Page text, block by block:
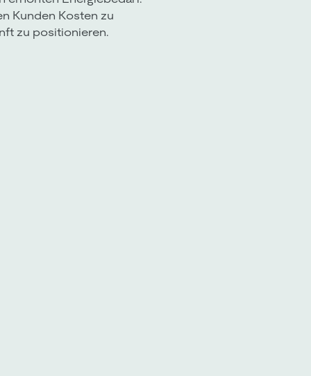
Kunden Kosten zu
zu positionieren.